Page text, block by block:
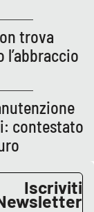
trova
contestato
Iscriviti